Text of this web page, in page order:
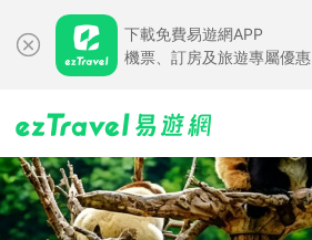
下載免費易遊網APP
機票、訂房及旅遊專屬優惠